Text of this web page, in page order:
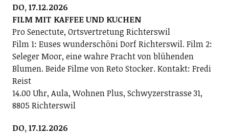
DO, 17.12.2026
FILM MIT KAFFEE UND KUCHEN
Pro Senectute, Ortsvertretung Richterswil
Film 1: Euses wunderschöni Dorf Richterswil. Film 2:
Seleger Moor, eine wahre Pracht von blühenden
Blumen. Beide Filme von Reto Stocker. Kontakt: Fredi
Reist
14.00 Uhr, Aula, Wohnen Plus, Schwyzerstrasse 31,
8805 Richterswil
DO, 17.12.2026